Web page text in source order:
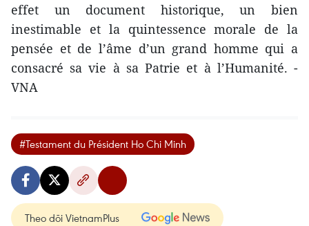
effet un document historique, un bien
inestimable et la quintessence morale de la
pensée et de l’âme d’un grand homme qui a
consacré sa vie à sa Patrie et à l’Humanité. -
VNA
#Testament du Président Ho Chi Minh
Theo dõi VietnamPlus